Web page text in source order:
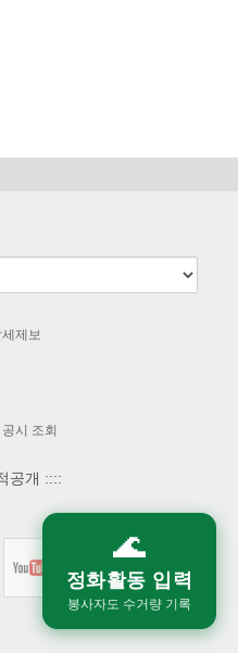
제보
시 조회
공개 ::::
🌊
정화활동 입력
봉사자도 수거량 기록